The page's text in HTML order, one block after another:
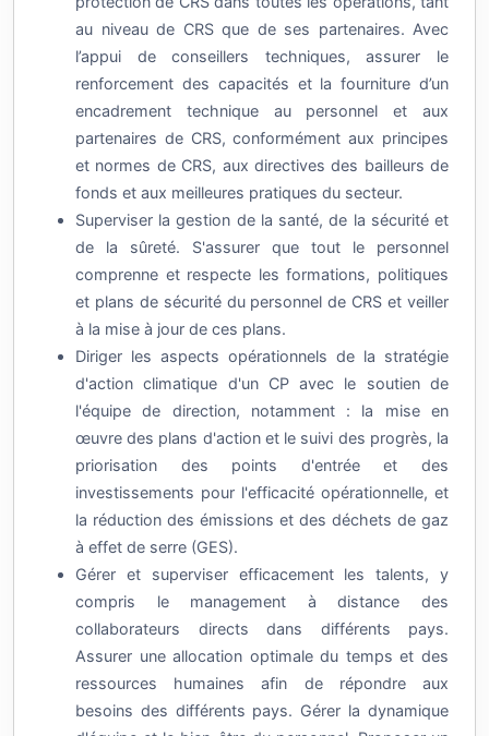
au niveau de CRS que de ses partenaires. Avec
l’appui de conseillers techniques, assurer le
renforcement des capacités et la fourniture d’un
encadrement technique au personnel et aux
partenaires de CRS, conformément aux principes
et normes de CRS, aux directives des bailleurs de
fonds et aux meilleures pratiques du secteur.
Superviser la gestion de la santé, de la sécurité et
de la sûreté. S'assurer que tout le personnel
comprenne et respecte les formations, politiques
et plans de sécurité du personnel de CRS et veiller
à la mise à jour de ces plans.
Diriger les aspects opérationnels de la stratégie
d'action climatique d'un CP avec le soutien de
l'équipe de direction, notamment : la mise en
œuvre des plans d'action et le suivi des progrès, la
priorisation des points d'entrée et des
investissements pour l'efficacité opérationnelle, et
la réduction des émissions et des déchets de gaz
à effet de serre (GES).
Gérer et superviser efficacement les talents, y
compris le management à distance des
collaborateurs directs dans différents pays.
Assurer une allocation optimale du temps et des
ressources humaines afin de répondre aux
besoins des différents pays. Gérer la dynamique
d'équipe et le bien-être du personnel. Proposer un